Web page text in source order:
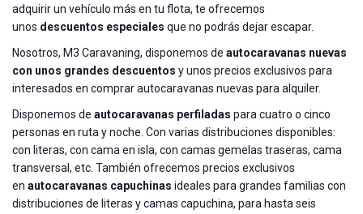
adquirir un vehículo más en tu flota, te ofrecemos
unos descuentos especiales que no podrás dejar escapar.
Nosotros, M3 Caravaning, disponemos de autocaravanas nuevas
con unos grandes descuentos y unos precios exclusivos para
interesados en comprar autocaravanas nuevas para alquiler.
Disponemos de autocaravanas perfiladas para cuatro o cinco
personas en ruta y noche. Con varias distribuciones disponibles:
con literas, con cama en isla, con camas gemelas traseras, cama
transversal, etc. También ofrecemos precios exclusivos
en autocaravanas capuchinas ideales para grandes familias con
distribuciones de literas y camas capuchina, para hasta seis